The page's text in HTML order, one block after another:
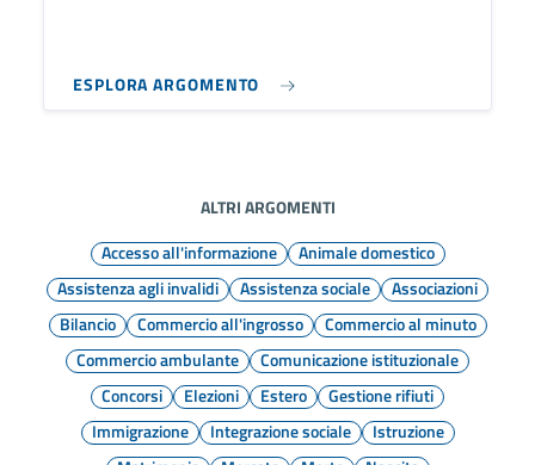
ESPLORA ARGOMENTO
ALTRI ARGOMENTI
Accesso all'informazione
Animale domestico
Assistenza agli invalidi
Assistenza sociale
Associazioni
Bilancio
Commercio all'ingrosso
Commercio al minuto
Commercio ambulante
Comunicazione istituzionale
Concorsi
Elezioni Estero
Gestione rifiuti
Immigrazione
Integrazione sociale
Istruzione